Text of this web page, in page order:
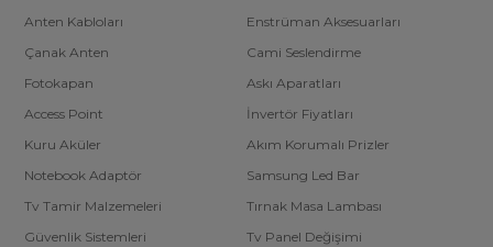
Anten Kabloları
Enstrüman Aksesuarları
Çanak Anten
Cami Seslendirme
Fotokapan
Askı Aparatları
Access Point
İnvertör Fiyatları
Kuru Aküler
Akım Korumalı Prizler
Notebook Adaptör
Samsung Led Bar
Tv Tamir Malzemeleri
Tırnak Masa Lambası
Güvenlik Sistemleri
Tv Panel Değişimi